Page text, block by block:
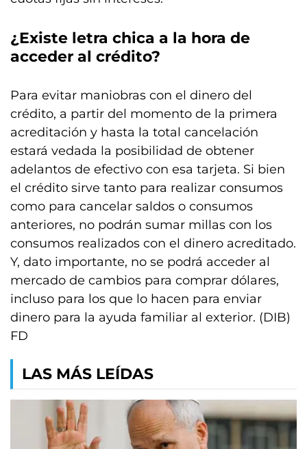
¿Existe letra chica a la hora de
acceder al crédito?
Para evitar maniobras con el dinero del
crédito, a partir del momento de la primera
acreditación y hasta la total cancelación
estará vedada la posibilidad de obtener
adelantos de efectivo con esa tarjeta. Si bien
el crédito sirve tanto para realizar consumos
como para cancelar saldos o consumos
anteriores, no podrán sumar millas con los
consumos realizados con el dinero acreditado.
Y, dato importante, no se podrá acceder al
mercado de cambios para comprar dólares,
incluso para los que lo hacen para enviar
dinero para la ayuda familiar al exterior. (DIB)
FD
LAS MÁS LEÍDAS